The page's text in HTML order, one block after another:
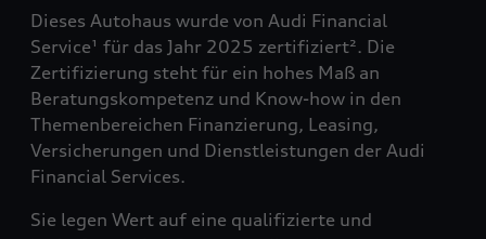
Dieses Autohaus wurde von Audi Financial
Service¹ für das Jahr 2025 zertifiziert². Die
Zertifizierung steht für ein hohes Maß an
Beratungskompetenz und Know-how in den
Themenbereichen Finanzierung, Leasing,
Versicherungen und Dienstleistungen der Audi
Financial Services.
Sie legen Wert auf eine qualifizierte und